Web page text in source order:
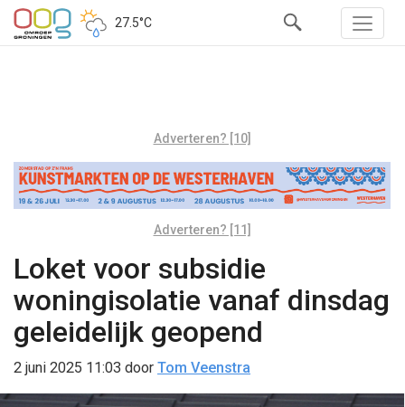
27.5°C
Adverteren? [10]
Adverteren? [11]
Loket voor subsidie
woningisolatie vanaf dinsdag
geleidelijk geopend
2 juni 2025 11:03 door Tom Veenstra